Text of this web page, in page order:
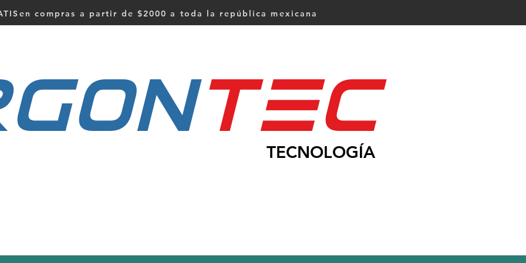
compras a partir de $2000 a toda la república mexicana
tEc
TECNOLOGÍA